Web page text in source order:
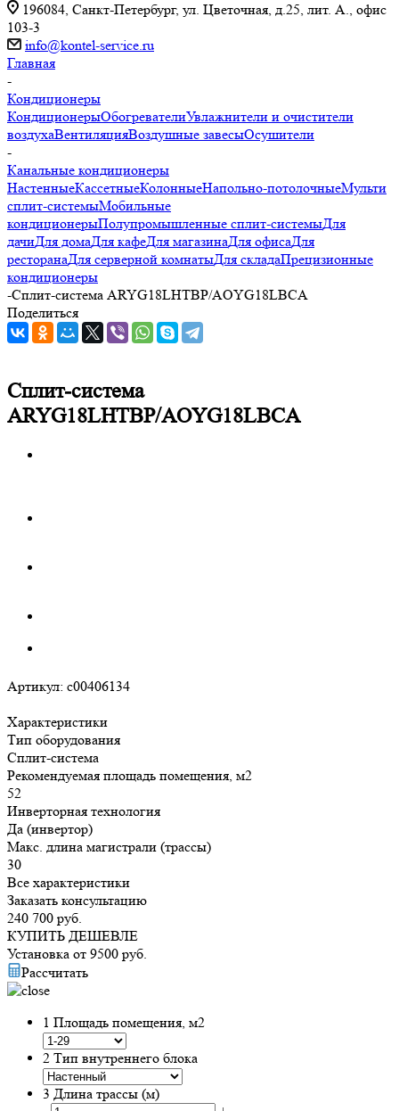
196084, Санкт-Петербург, ул. Цветочная, д.25, лит. А., офис
103-3
info@kontel-service.ru
Главная
-
Кондиционеры
КондиционерыОбогревателиУвлажнители и очистители
воздухаВентиляцияВоздушные завесыОсушители
-
Канальные кондиционеры
НастенныеКассетныеКолонныеНапольно-потолочныеМульти
сплит-системыМобильные
кондиционерыПолупромышленные сплит-системыДля
дачиДля домаДля кафеДля магазинаДля офисаДля
ресторанаДля серверной комнатыДля складаПрецизионные
кондиционеры
-Сплит-система ARYG18LHTBP/AOYG18LBCA
Поделиться
Сплит-система
ARYG18LHTBP/AOYG18LBCA
Артикул: c00406134
Характеристики
Тип оборудования
Сплит-система
Рекомендуемая площадь помещения, м2
52
Инверторная технология
Да (инвертор)
Макс. длина магистрали (трассы)
30
Все характеристики
Заказать консультацию
240 700 руб.
КУПИТЬ ДЕШЕВЛЕ
Установка от 9500 руб.
Рассчитать
1 Площадь помещения, м2
2 Тип внутреннего блока
3 Длина трассы (м)